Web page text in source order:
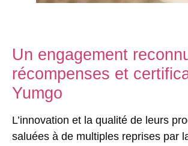
Un engagement
récompenses et
Yumgo
L’innovation et la qualité de leurs
saluées à de multiples reprises par